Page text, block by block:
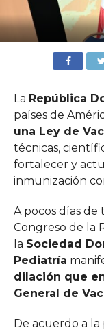
La República
países de
una Ley de
técnicas,
fortalecer y
inmunización
A pocos días
Congreso de la
la Sociedad
Pediatría
dilación que
General de
De acuerdo a